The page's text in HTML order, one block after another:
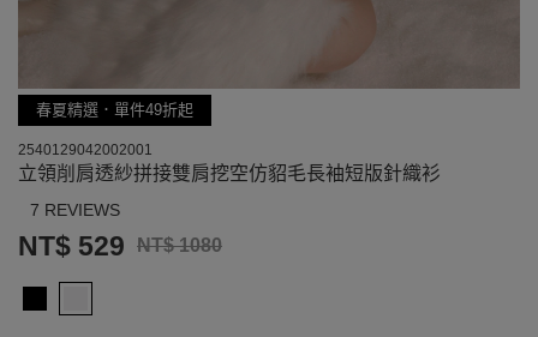
春夏精選．單件49折起
2540129042002001
立領削肩透紗拼接雙肩挖空仿貂毛長袖短版針織衫
7 REVIEWS
NT$ 529 NT$ 1080